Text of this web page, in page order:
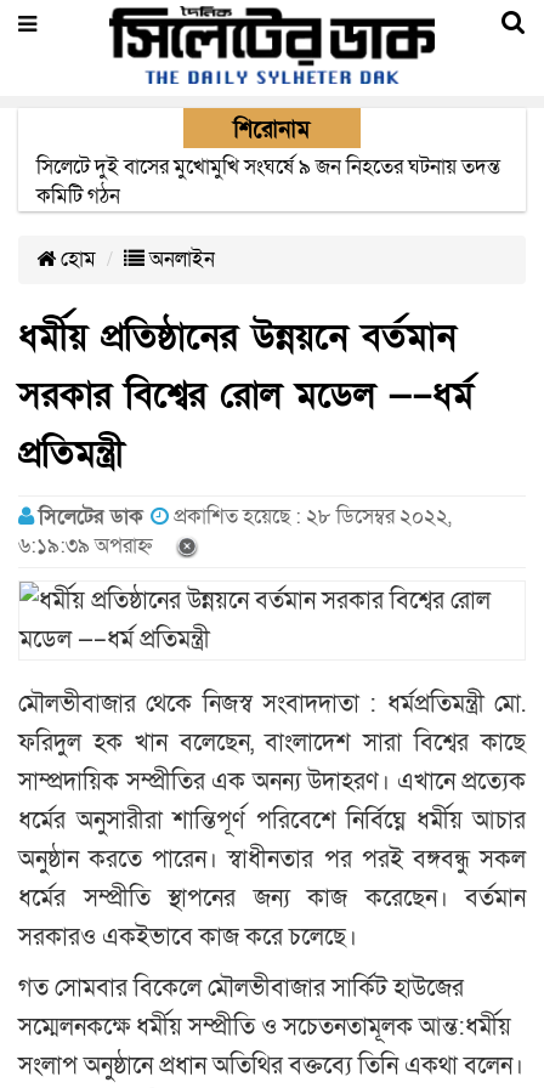
শিরোনাম
সিলেটে সড়ক দুর্ঘটনায় নিহতদের পরিবার পাচ্ছে ৫ লাখ টাকা করে
সরকারি অনুদান
হোম অনলাইন
ধর্মীয় প্রতিষ্ঠানের উন্নয়নে বর্তমান
সরকার বিশ্বের রোল মডেল —–ধর্ম
প্রতিমন্ত্রী
সিলেটের ডাক
প্রকাশিত হয়েছে : ২৮ ডিসেম্বর ২০২২,
৬:১৯:৩৯ অপরাহ্ন
মৌলভীবাজার থেকে নিজস্ব সংবাদদাতা : ধর্মপ্রতিমন্ত্রী মো.
ফরিদুল হক খান বলেছেন, বাংলাদেশ সারা বিশ্বের কাছে
সাম্প্রদায়িক সম্প্রীতির এক অনন্য উদাহরণ। এখানে প্রত্যেক
ধর্মের অনুসারীরা শান্তিপূর্ণ পরিবেশে নির্বিঘ্নে ধর্মীয় আচার
অনুষ্ঠান করতে পারেন। স্বাধীনতার পর পরই বঙ্গবন্ধু সকল
ধর্মের সম্প্রীতি স্থাপনের জন্য কাজ করেছেন। বর্তমান
সরকারও একইভাবে কাজ করে চলেছে।
গত সোমবার বিকেলে মৌলভীবাজার সার্কিট হাউজের
সম্মেলনকক্ষে ধর্মীয় সম্প্রীতি ও সচেতনতামূলক আন্ত:ধর্মীয়
সংলাপ অনুষ্ঠানে প্রধান অতিথির বক্তব্যে তিনি একথা বলেন।